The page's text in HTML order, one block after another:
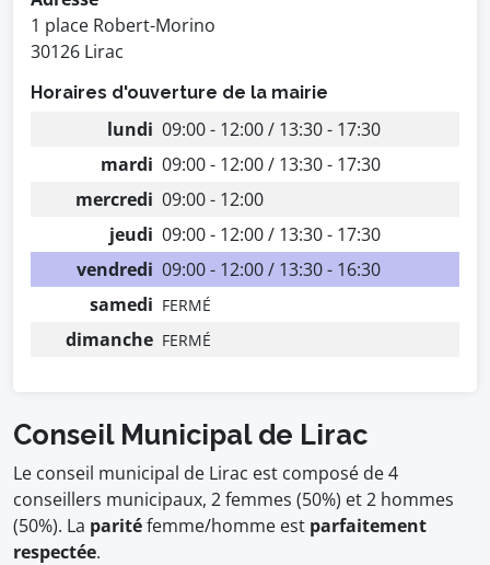
1 place Robert-Morino
30126 Lirac
Horaires d'ouverture de la mairie
lundi 09:00 - 12:00 / 13:30 - 17:30
mardi 09:00 - 12:00 / 13:30 - 17:30
mercredi 09:00 - 12:00
jeudi 09:00 - 12:00 / 13:30 - 17:30
vendredi 09:00 - 12:00 / 13:30 - 16:30
samedi FERMÉ
dimanche FERMÉ
Conseil Municipal de Lirac
Le conseil municipal de Lirac est composé de 4
conseillers municipaux, 2 femmes (50%) et 2 hommes
(50%). La paritéfemme/homme est parfaitement
respectée.